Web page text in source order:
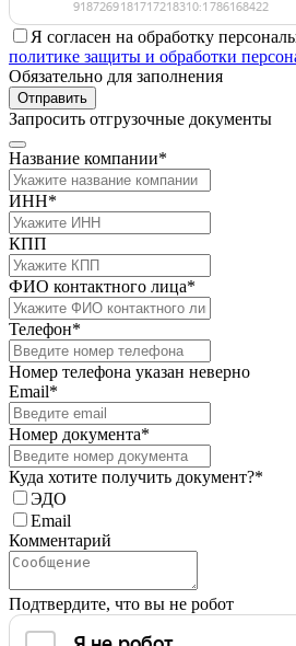
Я согласен на обработку
политике защиты и обработки
Обязательно для заполнения
Отправить
Запросить отгрузочные документы
Название компании*
ИНН*
КПП
ФИО контактного лица*
Телефон*
Номер телефона указан неверно
Email*
Номер документа*
Куда хотите получить документ?*
ЭДО
Email
Комментарий
Подтвердите, что вы не робот